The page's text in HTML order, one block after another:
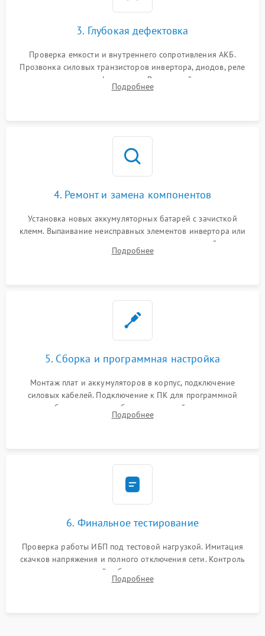
3. Глубокая дефектовка
Проверка емкости и внутреннего сопротивления АКБ.
Прозвонка силовых транзисторов инвертора, диодов, реле
переключения и трансформатора. Визуальный поиск вздутых
конденсаторов и прогаров на печатной плате.
Подробнее
4. Ремонт и замена компонентов
Установка новых аккумуляторных батарей с зачисткой
клемм. Выпаивание неисправных элементов инвертора или
цепи зарядки и монтаж новых радиодеталей.
Восстановление поврежденных токоведущих дорожек и
Подробнее
5. Сборка и программная настройка
Монтаж плат и аккумуляторов в корпус, подключение
силовых кабелей. Подключение к ПК для программной
калибровки констант батареи, настройки порогов
срабатывания AVR и сброса счетчиков старения АКБ.
Подробнее
6. Финальное тестирование
Проверка работы ИБП под тестовой нагрузкой. Имитация
скачков напряжения и полного отключения сети. Контроль
времени автономной работы, температурного режима и
корректности формы выходного сигнала.
Подробнее